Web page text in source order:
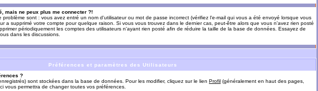
mais ne peux plus me connecter ?!
problème sont : vous avez entré un nom d'utilisateur ou mot de passe incorrect (vérifiez l'e-mail qui vous a été envoyé lorsque vous
a supprimé votre compte pour quelque raison. Si vous vous trouvez dans le dernier cas, peut-être alors que vous n'avez rien posté
périodiquement les comptes des utilisateurs n'ayant rien posté afin de réduire la taille de la base de données. Essayez de
dans les discussions.
Préférences et paramètres des Utilisateurs
?
sont stockées dans la base de données. Pour les modifier, cliquez sur le lien Profil (généralement en haut des pages,
vous permettra de changer toutes vos préférences.